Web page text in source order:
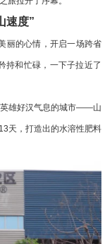
速度”
的心情，开启一场跨省
持和忙碌，一下子拉近了
雄好汉气息的城市——山
天，打造出的水溶性肥料